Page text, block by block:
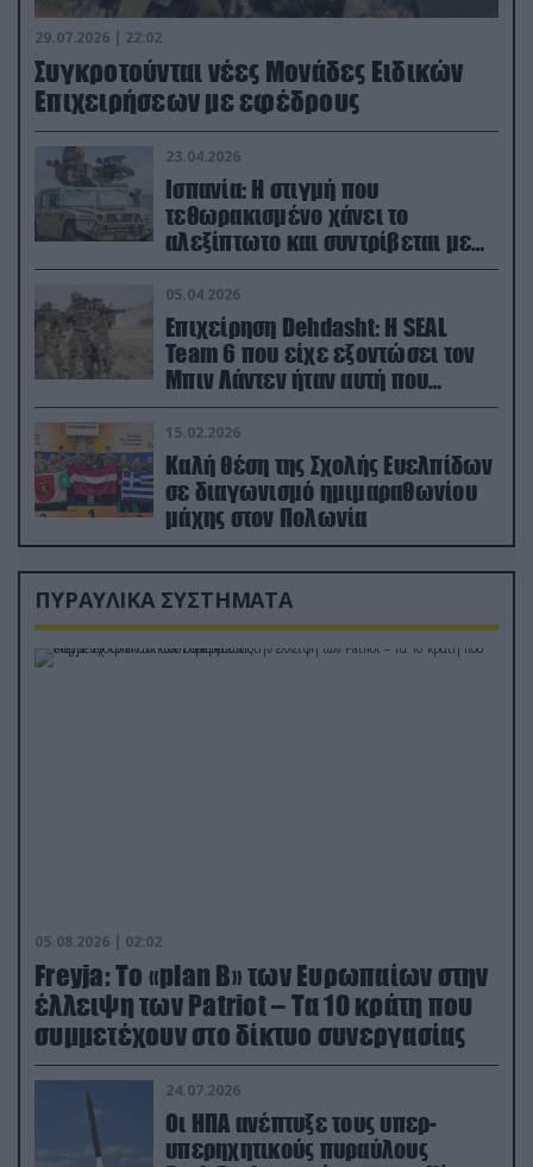
29.07.2026 | 22:02
Συγκροτούνται νέες Μονάδες Ειδικών
Επιχειρήσεων με εφέδρους
23.04.2026
Ισπανία: Η στιγμή που
τεθωρακισμένο χάνει το
αλεξίπτωτο και συντρίβεται με
ορμή στο έδαφος (βίντεο)
05.04.2026
Επιχείρηση Dehdasht: Η SEAL
Team 6 που είχε εξοντώσει τον
Μπιν Λάντεν ήταν αυτή που
διέσωσε τον πιλότο του F-15
15.02.2026
Καλή θέση της Σχολής Ευελπίδων
σε διαγωνισμό ημιμαραθωνίου
μάχης στον Πολωνία
ΠΥΡΑΥΛΙΚΑ ΣΥΣΤΗΜΑΤΑ
05.08.2026 | 02:02
Freyja: Το «plan Β» των Ευρωπαίων στην
έλλειψη των Patriot – Τα 10 κράτη που
συμμετέχουν στο δίκτυο συνεργασίας
24.07.2026
Οι ΗΠΑ ανέπτυξε τους υπερ-
υπερηχητικούς πυραύλους